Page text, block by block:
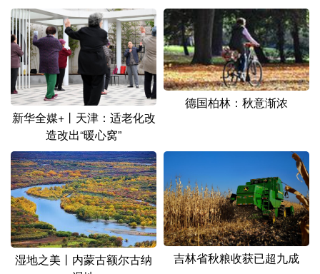
新华全媒+丨天津：适老化改
造改出“暖心窝”
德国柏林：秋意渐浓
湿地之美丨内蒙古额尔古纳
吉林省秋粮收获已超九成